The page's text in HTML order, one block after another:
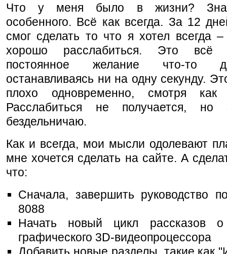
Что у меня было в жизни?
особенного. Всё как всегда. За 12
смог сделать то что я хотел всегда
хорошо расслабиться. Это всё
постоянное желание что-то
останавливаясь ни на одну секунду.
плохо одновременно, смотря как
Расслабиться не получается,
бездельничаю.
Как и всегда, мои мысли одолевают
мне хочется сделать на сайте. А
что:
Сначала, завершить руководство
8088
Начать новый цикл рассказов о
графического 3D-видеопроцессора